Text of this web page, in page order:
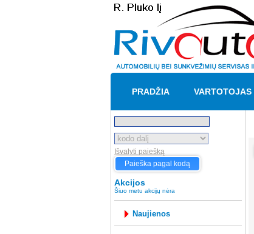
PRADŽIA VARTOTOJAS
Išvalyti paiešką
Paieška pagal kodą
Akcijos
Šiuo metu akcijų nėra
Naujienos